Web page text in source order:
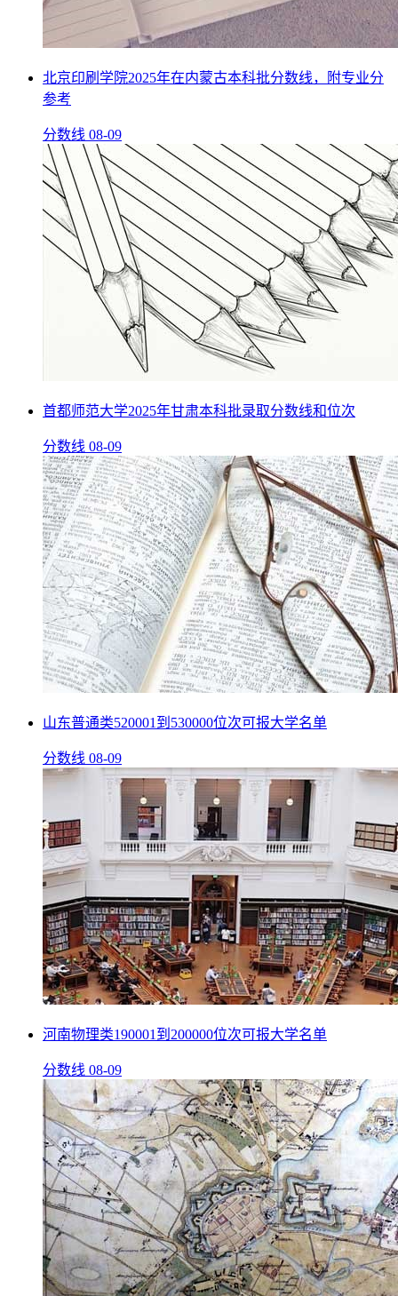
北京印刷学院2025年在内蒙古本科批分数线，附专业分
参考
分数线 08-09
首都师范大学2025年甘肃本科批录取分数线和位次
分数线 08-09
山东普通类520001到530000位次可报大学名单
分数线 08-09
河南物理类190001到200000位次可报大学名单
分数线 08-09